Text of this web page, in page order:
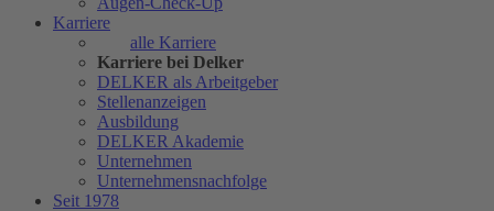
Karriere
alle Karriere
Karriere bei Delker
DELKER als Arbeitgeber
Stellenanzeigen
Ausbildung
DELKER Akademie
Unternehmen
Unternehmensnachfolge
Seit 1978